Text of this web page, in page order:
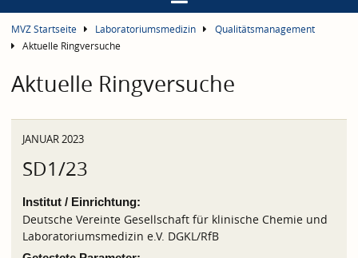
MVZ Startseite Laboratoriumsmedizin
Qualitätsmanagement
Aktuelle Ringversuche
Aktuelle Ringversuche
JANUAR 2023
SD1/23
Institut / Einrichtung:
Deutsche Vereinte Gesellschaft für klinische Chemie und
Laboratoriumsmedizin e.V. DGKL/RfB